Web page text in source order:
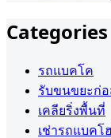
Categories
รถแบคโค
รับขนขยะก่อ
เคลียริ่งพื้นที่
เช่ารถแบคโ